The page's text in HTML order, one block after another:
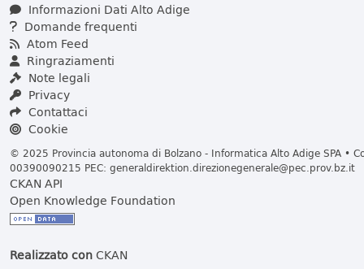
Informazioni Dati Alto Adige
Domande frequenti
Atom Feed
Ringraziamenti
Note legali
Privacy
Contattaci
Cookie
© 2025 Provincia autonoma di Bolzano - Informatica Alto Adige SPA •
00390090215 PEC: generaldirektion.direzionegenerale@pec.prov.bz.it
CKAN API
Open Knowledge Foundation
Realizzato conCKAN